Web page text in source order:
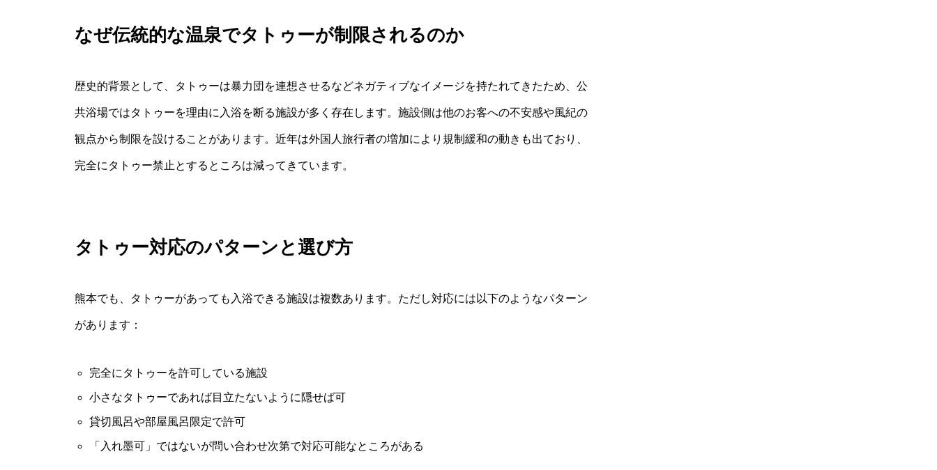
なぜ伝統的な温泉でタトゥーが制限されるのか
歴史的背景として、タトゥーは暴力団を連想させるなどネガティブなイメージを持たれてきたため、公
共浴場ではタトゥーを理由に入浴を断る施設が多く存在します。施設側は他のお客への不安感や風紀の
観点から制限を設けることがあります。近年は外国人旅行者の増加により規制緩和の動きも出ており、
完全にタトゥー禁止とするところは減ってきています。
タトゥー対応のパターンと選び方
熊本でも、タトゥーがあっても入浴できる施設は複数あります。ただし対応には以下のようなパターン
があります：
完全にタトゥーを許可している施設
小さなタトゥーであれば目立たないように隠せば可
貸切風呂や部屋風呂限定で許可
「入れ墨可」ではないが問い合わせ次第で対応可能なところがある